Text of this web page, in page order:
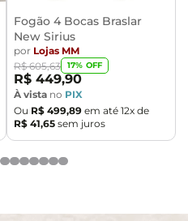
Fogão 4 Bocas Braslar
New Sirius
por Lojas MM
R$ 605,63 17% OFF
R$ 449,90
À vista no PIX
Ou R$ 499,89 em até 12x de
R$ 41,65 sem juros